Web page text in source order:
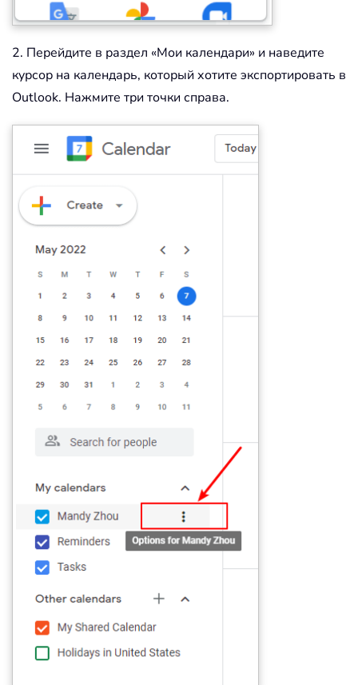
2. Перейдите в раздел «Мои календари» и наведите
курсор на календарь, который хотите экспортировать в
Outlook. Нажмите три точки справа.